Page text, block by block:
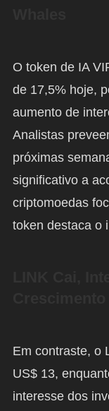
O token de IA
de 17,5% hoje,
aumento de
Analistas
próximas
significativo a
criptomoedas
token destaca o
Em contraste, o
US$ 13,
interesse dos